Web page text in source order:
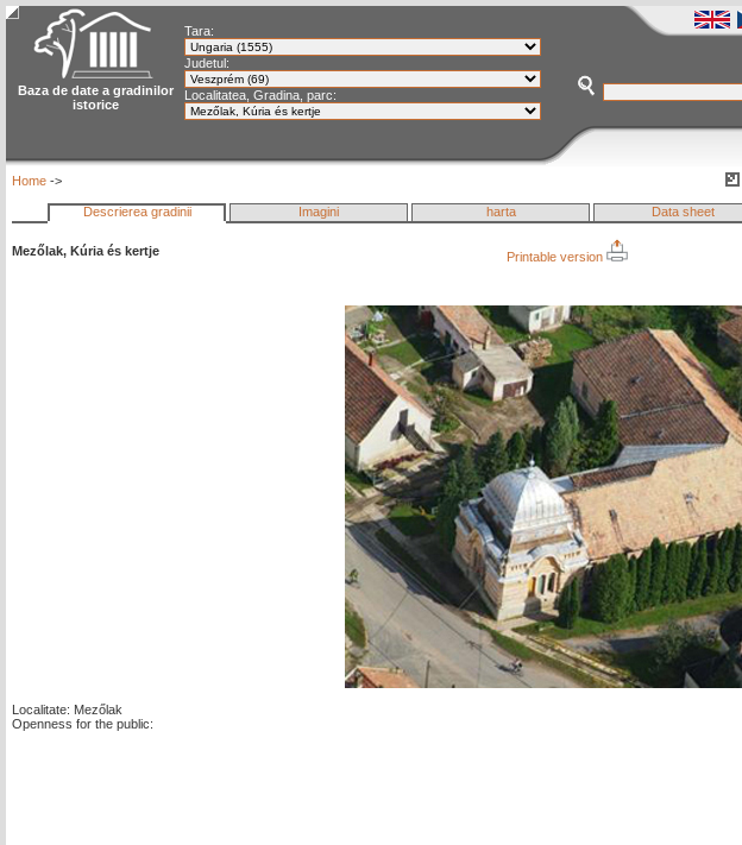
Baza de date a gradinilor
istorice
Tara:
Judetul:
Localitatea, Gradina, parc:
Home ->
Descrierea gradinii Imagini harta Data sheet
Mezőlak, Kúria és kertje Printable version
Localitate: Mezőlak
Openness for the public: